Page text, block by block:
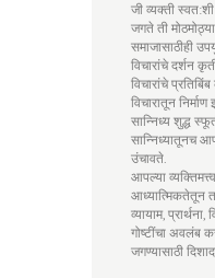
जी व्यक्ती
जगते ती
समाजासाठीही
विचारांचे दर्शन
विचारांचे
विचारातून
सान्निध्य शुद्ध
सान्निध्यातूनच
उंचावते.
आपल्या
आध्यात्मिकतेतून
व्यायाम,
गोष्टींचा अवलंब
जगण्यासाठी